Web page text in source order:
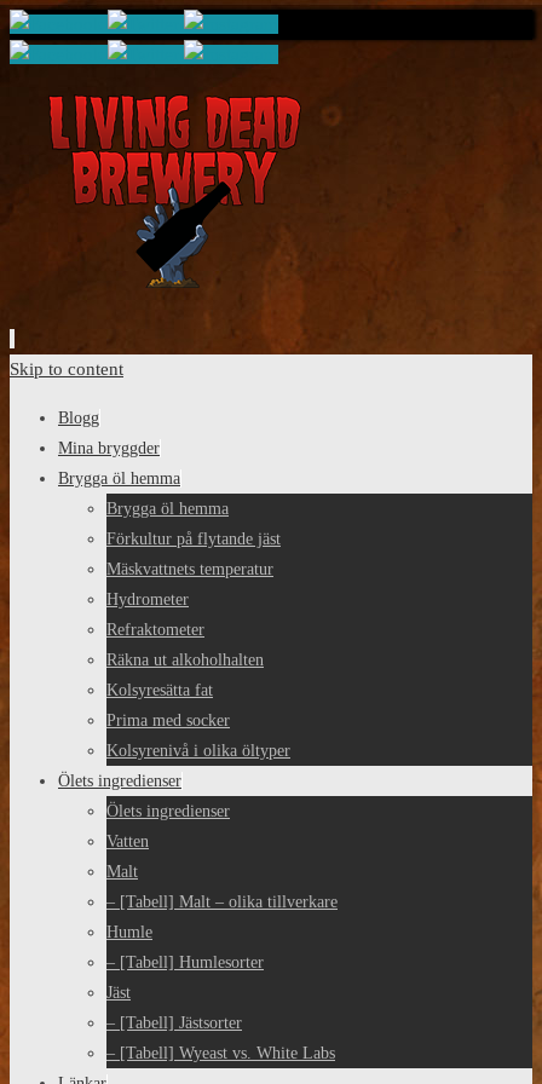
Skip to content
Blogg
Mina bryggder
Brygga öl hemma
Brygga öl hemma
Förkultur på flytande jäst
Mäskvattnets temperatur
Hydrometer
Refraktometer
Räkna ut alkoholhalten
Kolsyresätta fat
Prima med socker
Kolsyrenivå i olika öltyper
Ölets ingredienser
Ölets ingredienser
Vatten
Malt
– [Tabell] Malt – olika tillverkare
Humle
– [Tabell] Humlesorter
Jäst
– [Tabell] Jästsorter
– [Tabell] Wyeast vs. White Labs